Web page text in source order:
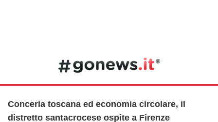
Conceria toscana ed economia circolare, il
distretto santacrocese ospite a Firenze